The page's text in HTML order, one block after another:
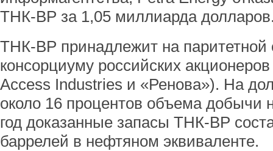
ТНК-ВР за 1,05 миллиарда
ТНК-ВР принадлежит на паритетной
консорциуму российских
Access Industries и «Ренова»). На
около 16 процентов объема добычи
год доказанные запасы ТНК-ВР
баррелей в нефтяном эквиваленте.